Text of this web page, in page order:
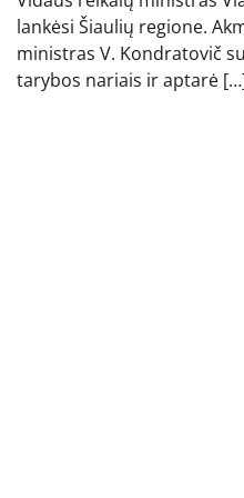
lankėsi Šiaulių regione.
ministras V. Kondratovič
tarybos nariais ir aptarė